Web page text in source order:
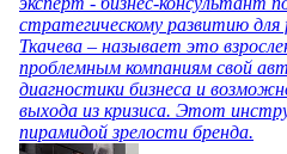
стратегическому развитию для
Ткачева – называет это
проблемным компаниям свой
диагностики бизнеса и
выхода из кризиса. Этот
пирамидой зрелости бренда.